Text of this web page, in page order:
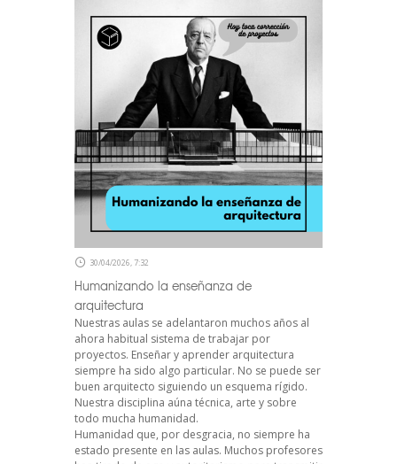
30/04/2026, 7:32
Humanizando la enseñanza de
arquitectura
Nuestras aulas se adelantaron muchos años al
ahora habitual sistema de trabajar por
proyectos. Enseñar y aprender arquitectura
siempre ha sido algo particular. No se puede ser
buen arquitecto siguiendo un esquema rígido.
Nuestra disciplina aúna técnica, arte y sobre
todo mucha humanidad.
Humanidad que, por desgracia, no siempre ha
estado presente en las aulas. Muchos profesores